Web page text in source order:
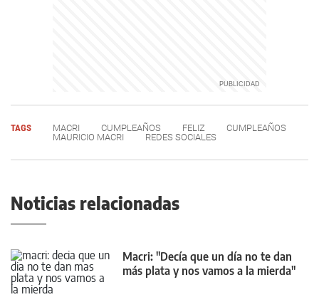
TAGS MACRI CUMPLEAÑOS FELIZ
CUMPLEAÑOS
MAURICIO MACRI
REDES SOCIALES
Noticias relacionadas
Macri: "Decía que un día no te dan
más plata y nos vamos a la mierda"